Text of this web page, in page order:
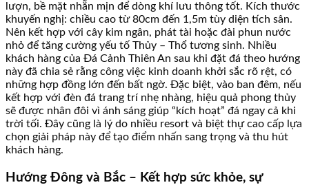
lượn, bề mặt nhẵn mịn để dòng khí lưu thông tốt. Kích thước
khuyến nghị: chiều cao từ 80cm đến 1,5m tùy diện tích sân.
Nên kết hợp với cây kim ngân, phát tài hoặc đài phun nước
nhỏ để tăng cường yếu tố Thủy – Thổ tương sinh. Nhiều
khách hàng của Đá Cảnh Thiên An sau khi đặt đá theo hướng
này đã chia sẻ rằng công việc kinh doanh khởi sắc rõ rệt, có
những hợp đồng lớn đến bất ngờ. Đặc biệt, vào ban đêm, nếu
kết hợp với đèn đá trang trí nhẹ nhàng, hiệu quả phong thủy
sẽ được nhân đôi vì ánh sáng giúp “kích hoạt” đá ngay cả khi
trời tối. Đây cũng là lý do nhiều resort và biệt thự cao cấp lựa
chọn giải pháp này để tạo điểm nhấn sang trọng và thu hút
khách hàng.
Hướng Đông và Bắc – Kết hợp sức khỏe, sự